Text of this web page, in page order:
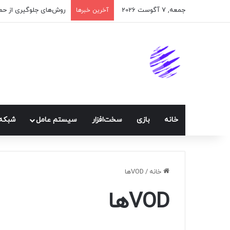
جمعه, 7 آگوست 2026 آخرین خبرها
خانه بازی سخت‌افزار سيستم عامل
خانه / VODها
VODها